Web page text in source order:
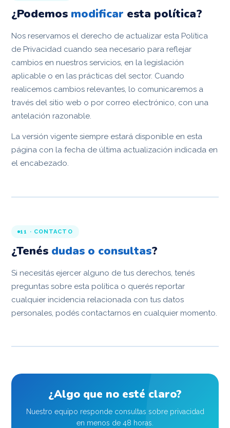
¿Podemos modificar esta política?
Nos reservamos el derecho de actualizar esta Política
de Privacidad cuando sea necesario para reflejar
cambios en nuestros servicios, en la legislación
aplicable o en las prácticas del sector. Cuando
realicemos cambios relevantes, lo comunicaremos a
través del sitio web o por correo electrónico, con una
antelación razonable.
La versión vigente siempre estará disponible en esta
página con la fecha de última actualización indicada en
el encabezado.
11 · CONTACTO
¿Tenés dudas o consultas?
Si necesitás ejercer alguno de tus derechos, tenés
preguntas sobre esta política o querés reportar
cualquier incidencia relacionada con tus datos
personales, podés contactarnos en cualquier momento.
¿Algo que no esté claro?
Nuestro equipo responde consultas sobre privacidad
en menos de 48 horas.